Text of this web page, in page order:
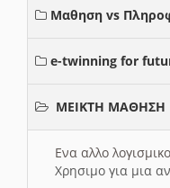
Μαθηση vs
e-twinning for
ΜΕΙΚΤΗ ΜΑΘΗΣΗ
Ενα αλλο
Χρησιμο για μια